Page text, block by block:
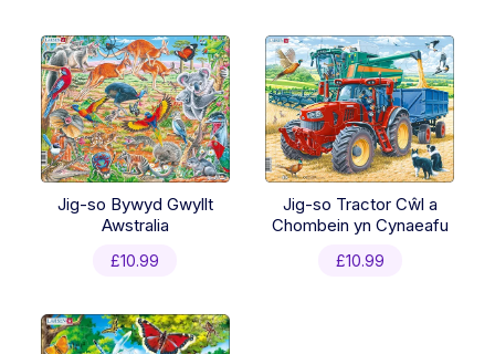
Jig-so Bywyd Gwyllt
Awstralia
£10.99
Jig-so Tractor Cŵl a
Chombein yn Cynaeafu
£10.99